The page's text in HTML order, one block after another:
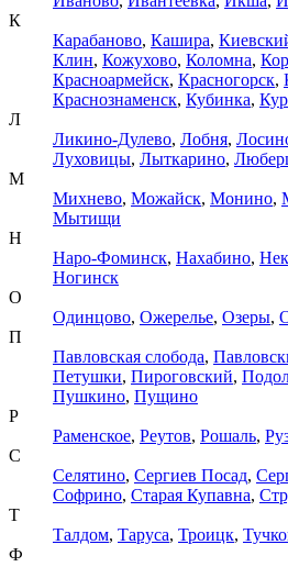
К
Карабаново, Кашира,
Клин, Кожухово, Коломна,
Красноармейск, Красногорск,
Краснознаменск, Кубинка,
Л
Ликино-Дулево, Лобня,
Луховицы, Лыткарино,
М
Михнево, Можайск, Монино,
Мытищи
Н
Наро-Фоминск, Нахабино,
Ногинск
О
Одинцово, Ожерелье, Озеры,
П
Павловская слобода,
Петушки, Пироговский,
Пушкино, Пущино
Р
Раменское, Реутов, Рошаль,
С
Селятино, Сергиев Посад,
Софрино, Старая Купавна,
Т
Талдом, Таруса, Троицк,
Ф